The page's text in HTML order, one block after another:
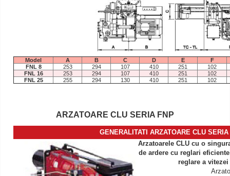
Model A B C D E
F
FNL 8
253 294 107 410 251
102
FNL 16
253 294 107 410 251
102
FNL 25
255 294 130 410 251 102
ARZATOARE CLU SERIA FNP
GENERALITATI ARZATOARE CLU
Arzatoarele CLU cu o
de ardere cu reglari eficiente
reglare a